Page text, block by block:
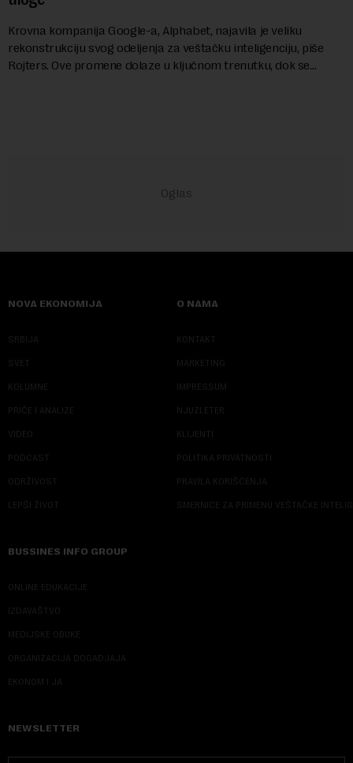
Krovna kompanija Google-a, Alphabet, najavila je veliku
rekonstrukciju svog odeljenja za veštačku inteligenciju, piše
Rojters. Ove promene dolaze u ključnom trenutku, dok se
NOVA EKONOMIJA
SRBIJA
SVET
KOLUMNE
PRIČE I ANALIZE
VIDEO
PODCAST
ODRŽIVOST
LEPŠI ŽIVOT
O NAMA
KONTAKT
MARKETING
IMPRESSUM
NJUZLETER
KLIJENTI
POLITIKA PRIVATNOSTI
PRAVILA KORIŠĆENJA
SMERNICE ZA PRIMENU VEŠTAČKE
BUSSINES INFO GROUP
ONLINE EDUKACIJE
IZDAVAŠTVO
MEDIJSKE OBUKE
ORGANIZACIJA DOGADJAJA
EKONOM I JA
NEWSLETTER